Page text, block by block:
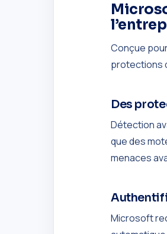
Conçue
protections
Des
Détection
que des
menaces
Microsoft